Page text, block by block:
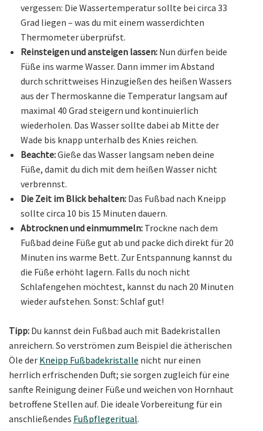
vergessen: Die Wassertemperatur sollte bei circa 33
Grad liegen – was du mit einem wasserdichten
Thermometer überprüfst.
Reinsteigen und ansteigen lassen: Nun dürfen beide
Füße ins warme Wasser. Dann immer im Abstand
durch schrittweises Hinzugießen des heißen Wassers
aus der Thermoskanne die Temperatur langsam auf
maximal 40 Grad steigern und kontinuierlich
wiederholen. Das Wasser sollte dabei ab Mitte der
Wade bis knapp unterhalb des Knies reichen.
Beachte:Gieße das Wasser langsam neben deine
Füße, damit du dich mit dem heißen Wasser nicht
verbrennst.
Die Zeit im Blick behalten: Das Fußbad nach Kneipp
sollte circa 10 bis 15 Minuten dauern.
Abtrocknen und einmummeln: Trockne nach dem
Fußbad deine Füße gut ab und packe dich direkt für 20
Minuten ins warme Bett. Zur Entspannung kannst du
die Füße erhöht lagern. Falls du noch nicht
Schlafengehen möchtest, kannst du nach 20 Minuten
wieder aufstehen. Sonst: Schlaf gut!
Tipp: Du kannst dein Fußbad auch mit Badekristallen
anreichern. So verströmen zum Beispiel die ätherischen
Öle der Kneipp Fußbadekristalle nicht nur einen
herrlich erfrischenden Duft; sie sorgen zugleich für eine
sanfte Reinigung deiner Füße und weichen von Hornhaut
betroffene Stellen auf. Die ideale Vorbereitung für ein
anschließendes Fußpflegeritual.